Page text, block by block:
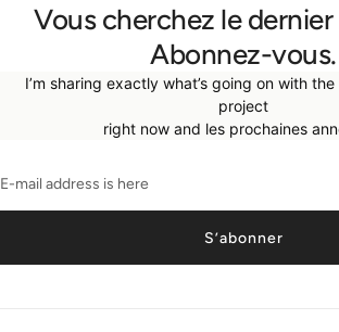
Vous cherchez le
Abonnez-vous.
I’m sharing exactly what’s going on with
project
right now and les prochaines
S’abonner